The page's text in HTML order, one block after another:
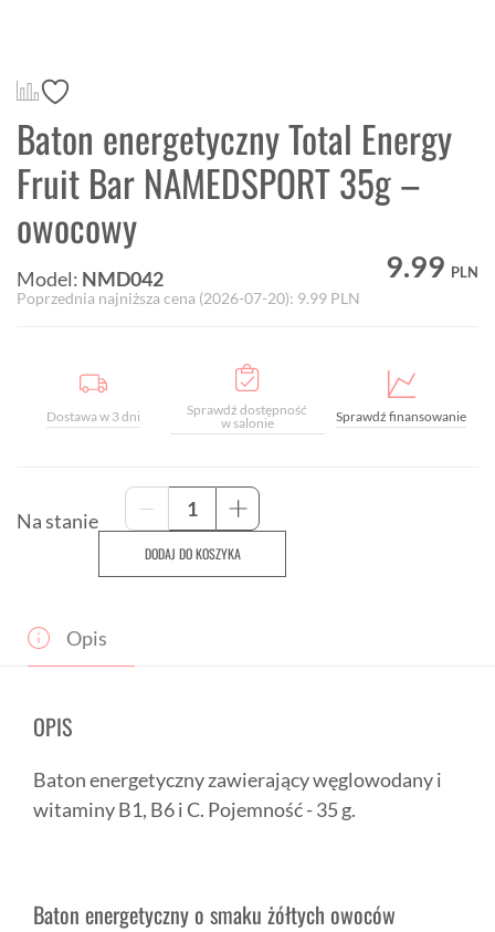
Baton energetyczny Total Energy
Fruit Bar NAMEDSPORT 35g –
owocowy
Model: NMD042 9.99 PLN
Poprzednia najniższa cena (2026-07-20): 9.99 PLN
Dostawa w 3 dni
Sprawdź dostępność
w salonie
Sprawdź finansowanie
Na stanie -
ilość
Baton
energetyczny
Total
Energy
+
DODAJ DO KOSZYKA
Opis
OPIS
Baton energetyczny zawierający węglowodany i
witaminy B1, B6 i C. Pojemność - 35 g.
Baton energetyczny o smaku żółtych owoców